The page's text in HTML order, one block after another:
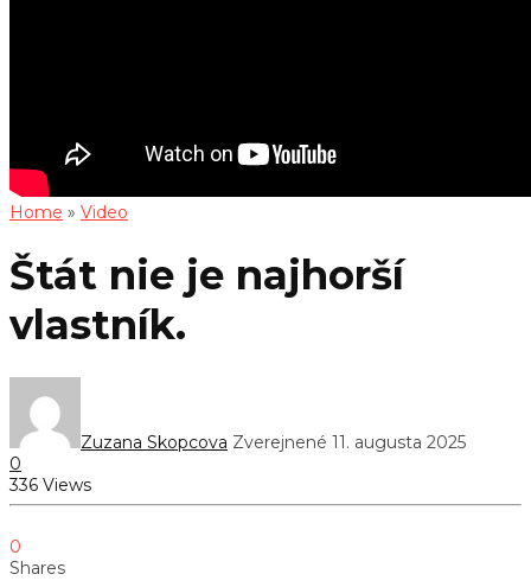
Home » Video
Štát nie je najhorší
vlastník.
Zuzana Skopcova Zverejnené 11. augusta 2025
0
336 Views
0
Shares